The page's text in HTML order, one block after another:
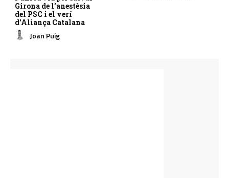
Girona de l’anestèsia
del PSC i el verí
d’Aliança Catalana
Joan Puig